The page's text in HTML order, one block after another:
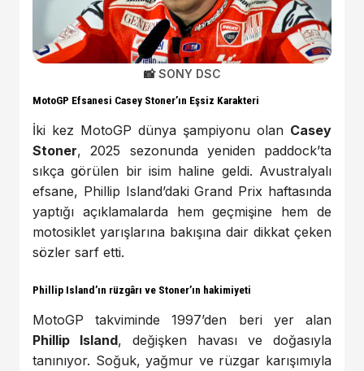
SONY DSC
MotoGP Efsanesi Casey Stoner’ın Eşsiz Karakteri
İki kez MotoGP dünya şampiyonu olan Casey
Stoner, 2025 sezonunda yeniden paddock’ta
sıkça görülen bir isim haline geldi. Avustralyalı
efsane, Phillip Island’daki Grand Prix haftasında
yaptığı açıklamalarda hem geçmişine hem de
motosiklet yarışlarına bakışına dair dikkat çeken
sözler sarf etti.
Phillip Island’ın rüzgârı ve Stoner’ın hakimiyeti
MotoGP takviminde 1997’den beri yer alan
Phillip Island, değişken havası ve doğasıyla
tanınıyor. Soğuk, yağmur ve rüzgar karışımıyla